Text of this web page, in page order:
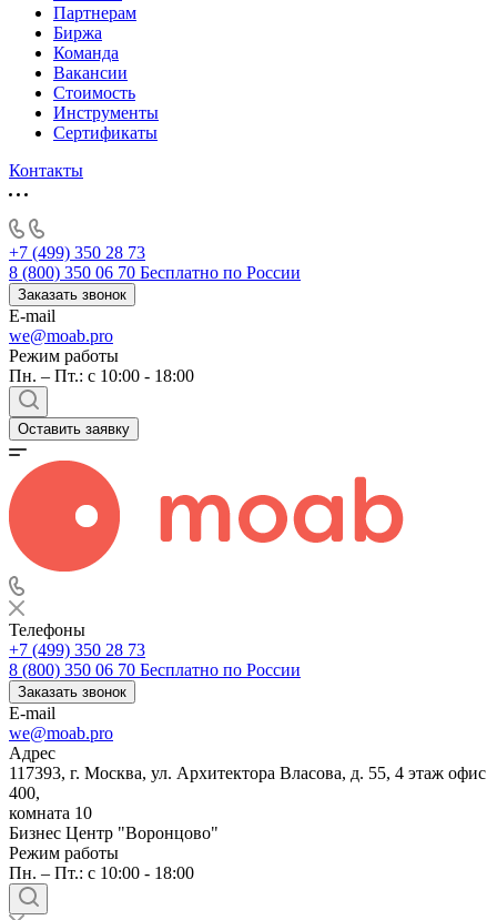
Партнерам
Биржа
Команда
Вакансии
Стоимость
Инструменты
Сертификаты
Контакты
+7 (499) 350 28 73
8 (800) 350 06 70 Бесплатно по России
Заказать звонок
E-mail
we@moab.pro
Режим работы
Пн. – Пт.: с 10:00 - 18:00
Оставить заявку
Телефоны
+7 (499) 350 28 73
8 (800) 350 06 70 Бесплатно по России
Заказать звонок
E-mail
we@moab.pro
Адрес
117393, г. Москва, ул. Архитектора Власова, д. 55, 4 этаж офис
400,
комната 10
Бизнес Центр "Воронцово"
Режим работы
Пн. – Пт.: с 10:00 - 18:00